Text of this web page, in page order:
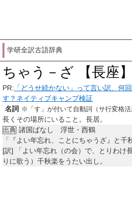
学研全訳古語辞典
ちゃう－ざ 【長座】
PR: 「どうせ続かない」って言い訳、何
す？ネイティブキャンプ検証
名詞
※「す」が付いて自動詞（サ行変格活
長くその場所にいること。長居。
出典 諸国ばなし 浮世・西鶴
「『よい年忘れ、ことにちゃうざ』と千
[訳] 「よい年忘れ（の会）で、とりわけ
りに歌う）千秋楽をうたい出し。